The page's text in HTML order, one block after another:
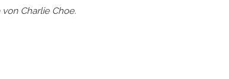
Charlie Choe.